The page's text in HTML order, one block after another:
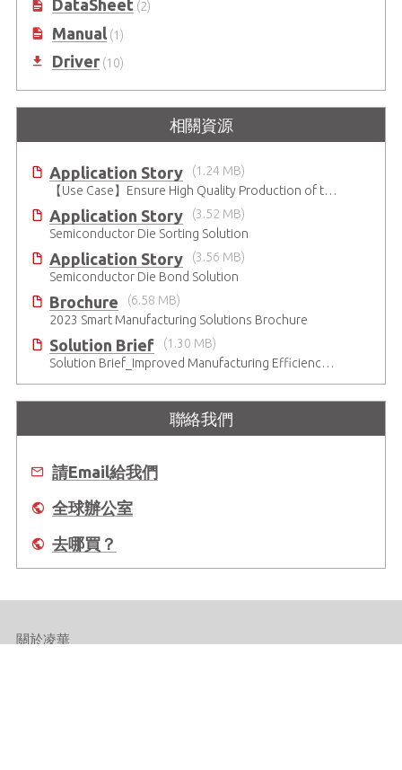
DataSheet(2)
Manual(1)
Driver(10)
相關資源
Application Story
(1.24 MB)
【Use Case】Ensure High Quality Production of the EV Battery
Application Story
(3.52 MB)
Semiconductor Die Sorting Solution
Application Story
(3.56 MB)
Semiconductor Die Bond Solution
Brochure
(6.58 MB)
2023 Smart Manufacturing Solutions Brochure
Solution Brief
(1.30 MB)
Solution Brief_Improved Manufacturing Efficiency with High-Accuracy Automated Optical Inspection
聯絡我們
請Email給我們
全球辦公室
去哪買？
關於凌華